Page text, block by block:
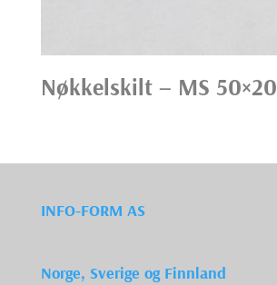
Nøkkelskilt – MS 50×20
INFO-FORM AS
Norge, Sverige og Finnland